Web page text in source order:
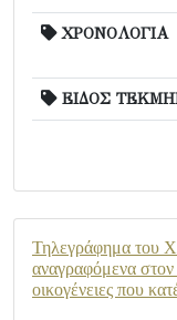
ΧΡΟΝΟΛΟΓΙΑ
ΕΙΔΟΣ
Τηλεγράφημα του
αναγραφόμενα στον
οικογένειες που